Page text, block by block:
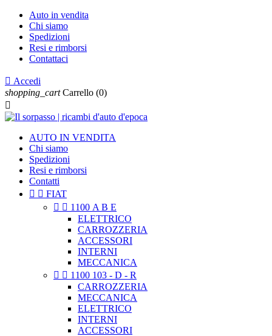
Auto in vendita
Chi siamo
Spedizioni
Resi e rimborsi
Contattaci
 Accedi
shopping_cart Carrello (0)

AUTO IN VENDITA
Chi siamo
Spedizioni
Resi e rimborsi
Contatti
  FIAT
  1100 A B E
ELETTRICO
CARROZZERIA
ACCESSORI
INTERNI
MECCANICA
  1100 103 - D - R
CARROZZERIA
MECCANICA
ELETTRICO
INTERNI
ACCESSORI